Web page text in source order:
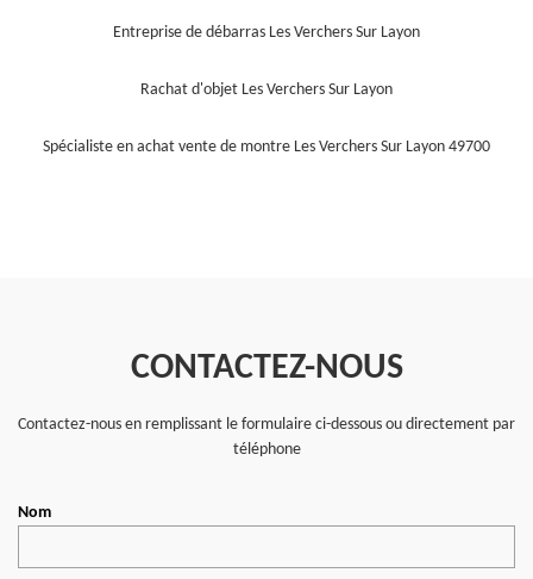
Entreprise de débarras Les Verchers Sur Layon
Rachat d'objet Les Verchers Sur Layon
Spécialiste en achat vente de montre Les Verchers Sur Layon 49700
CONTACTEZ-NOUS
Contactez-nous en remplissant le formulaire ci-dessous ou directement par
téléphone
Nom